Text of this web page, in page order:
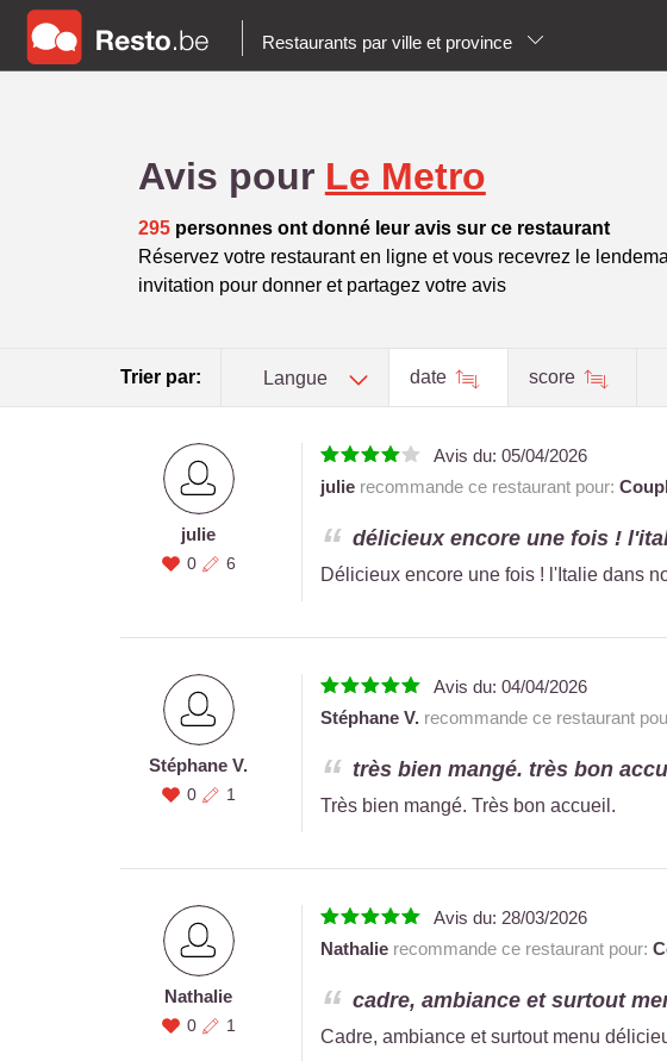
Restaurants par ville et province
Avis pour Le Metro
295personnes ont donné leur avis sur ce restaurant
Réservez votre restaurant en ligne et vous recevrez le
invitation pour donner et partagez votre avis
Trier par: Langue date score
julie
0 6
Avis du: 05/04/2026
julierecommande ce restaurant pour:
délicieux encore une fois !
Délicieux encore une fois ! l'Italie dans
Stéphane V.
0 1
Avis du: 04/04/2026
Stéphane V.recommande ce restaurant
très bien mangé. très bon
Très bien mangé. Très bon accueil.
Nathalie
0 1
Avis du: 28/03/2026
Nathalierecommande ce restaurant pour:
cadre, ambiance et surtout
Cadre, ambiance et surtout menu